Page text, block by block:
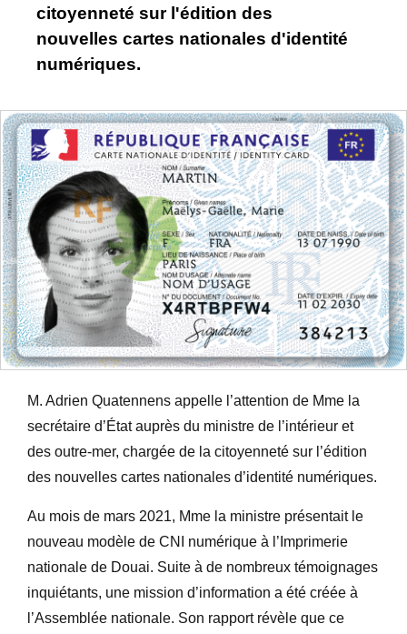
citoyenneté sur l'édition des
nouvelles cartes nationales d'identité
numériques.
M. Adrien Quatennens appelle l’attention de Mme la
secrétaire d’État auprès du ministre de l’intérieur et
des outre-mer, chargée de la citoyenneté sur l’édition
des nouvelles cartes nationales d’identité numériques.
Au mois de mars 2021, Mme la ministre présentait le
nouveau modèle de CNI numérique à l’Imprimerie
nationale de Douai. Suite à de nombreux témoignages
inquiétants, une mission d’information a été créée à
l’Assemblée nationale. Son rapport révèle que ce